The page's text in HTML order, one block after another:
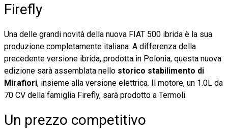
Firefly
Una delle grandi novità della nuova FIAT 500 ibrida è la sua
produzione completamente italiana. A differenza della
precedente versione ibrida, prodotta in Polonia, questa nuova
edizione sarà assemblata nello storico stabilimento di
Mirafiori, insieme alla versione elettrica. Il motore, un 1.0L da
70 CV della famiglia Firefly, sarà prodotto a Termoli.
Un prezzo competitivo